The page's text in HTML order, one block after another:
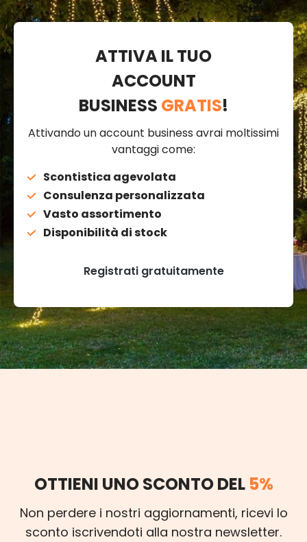
ATTIVA IL TUO
ACCOUNT
BUSINESS GRATIS!
Attivando un account business avrai moltissimi
vantaggi come:
Scontistica agevolata
Consulenza personalizzata
Vasto assortimento
Disponibilità di stock
Registrati gratuitamente
OTTIENI UNO SCONTO DEL 5%
Non perdere i nostri aggiornamenti, ricevi lo
sconto iscrivendoti alla nostra newsletter.